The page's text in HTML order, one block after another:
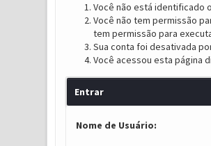
Você não está identificado
Você não tem permissão
tem permissão para
Sua conta foi desativada
Você acessou esta página
Entrar
Nome de Usuário: